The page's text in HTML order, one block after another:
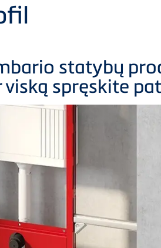
statybų
spręskite